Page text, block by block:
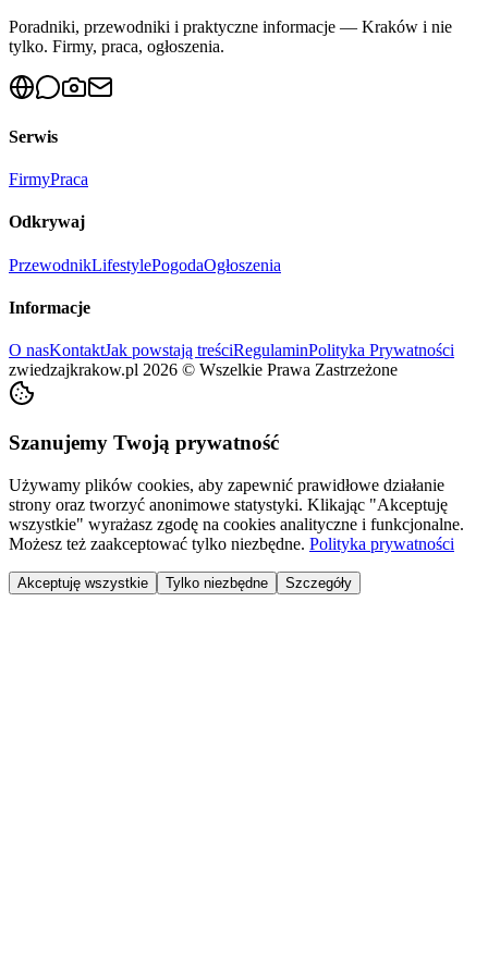
Poradniki, przewodniki i praktyczne informacje — Kraków i nie
tylko. Firmy, praca, ogłoszenia.
Serwis
FirmyPraca
Odkrywaj
PrzewodnikLifestylePogodaOgłoszenia
Informacje
O nasKontaktJak powstają treściRegulaminPolityka Prywatności
zwiedzajkrakow.pl 2026 © Wszelkie Prawa Zastrzeżone
Szanujemy Twoją prywatność
Używamy plików cookies, aby zapewnić prawidłowe działanie
strony oraz tworzyć anonimowe statystyki. Klikając "Akceptuję
wszystkie" wyrażasz zgodę na cookies analityczne i funkcjonalne.
Możesz też zaakceptować tylko niezbędne. Polityka prywatności
Akceptuję wszystkie Tylko niezbędne Szczegóły